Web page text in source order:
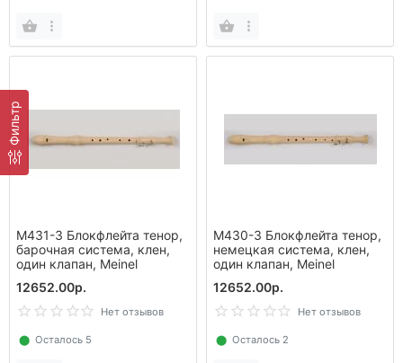
Фильтр
M431-3 Блокфлейта тенор,
барочная система, клен,
один клапан, Meinel
12652.00р.
Нет отзывов
⬤ Осталось 5
M430-3 Блокфлейта тенор,
немецкая система, клен,
один клапан, Meinel
12652.00р.
Нет отзывов
⬤ Осталось 2